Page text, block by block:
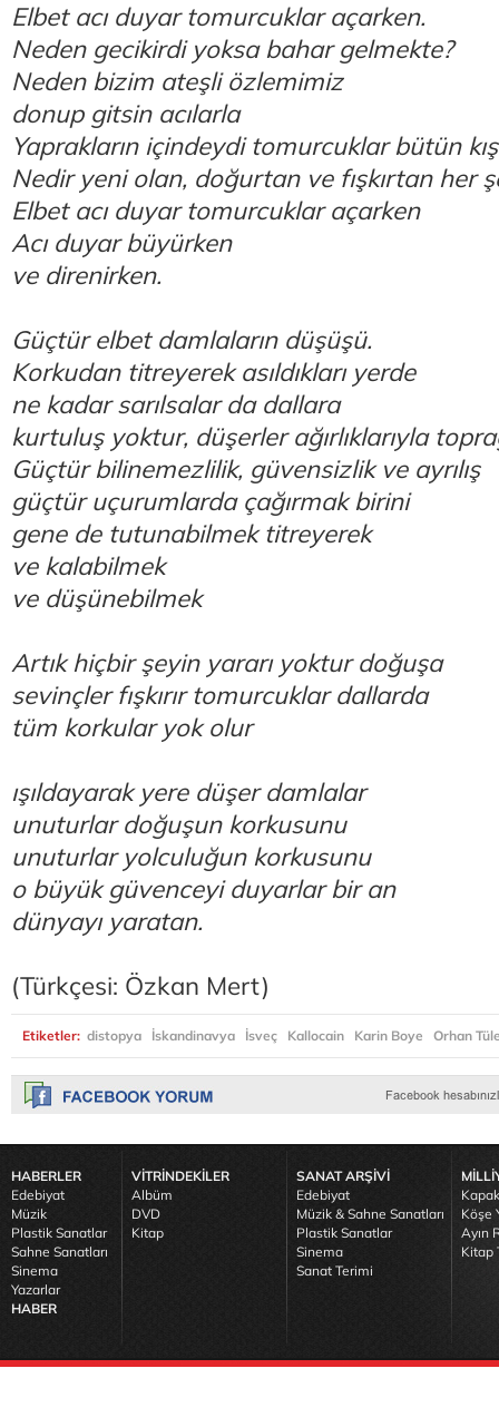
Elbet acı duyar tomurcuklar açarken.
Neden gecikirdi yoksa bahar gelmekte?
Neden bizim ateşli özlemimiz
donup gitsin acılarla
Yaprakların içindeydi tomurcuklar bütün
Nedir yeni olan, doğurtan ve fışkırtan her
Elbet acı duyar tomurcuklar açarken
Acı duyar büyürken
ve direnirken.
Güçtür elbet damlaların düşüşü.
Korkudan titreyerek asıldıkları yerde
ne kadar sarılsalar da dallara
kurtuluş yoktur, düşerler ağırlıklarıyla
Güçtür bilinemezlilik, güvensizlik ve ayrılış
güçtür uçurumlarda çağırmak birini
gene de tutunabilmek titreyerek
ve kalabilmek
ve düşünebilmek
Artık hiçbir şeyin yararı yoktur doğuşa
sevinçler fışkırır tomurcuklar dallarda
tüm korkular yok olur
ışıldayarak yere düşer damlalar
unuturlar doğuşun korkusunu
unuturlar yolculuğun korkusunu
o büyük güvenceyi duyarlar bir an
dünyayı yaratan.
(Türkçesi: Özkan Mert)
Etiketler: distopya İskandinavya İsveç Kallocain Karin Boye Orhan
HABERLER
Edebiyat
Müzik
Plastik Sanatlar
Sahne Sanatları
Sinema
Yazarlar
HABER
VİTRİNDEKİLER
Albüm
DVD
Kitap
SANAT ARŞİVİ
Edebiyat
Müzik & Sahne Sanatları
Plastik Sanatlar
Sinema
Sanat Terimi
Köşe
Ayın
Kitap